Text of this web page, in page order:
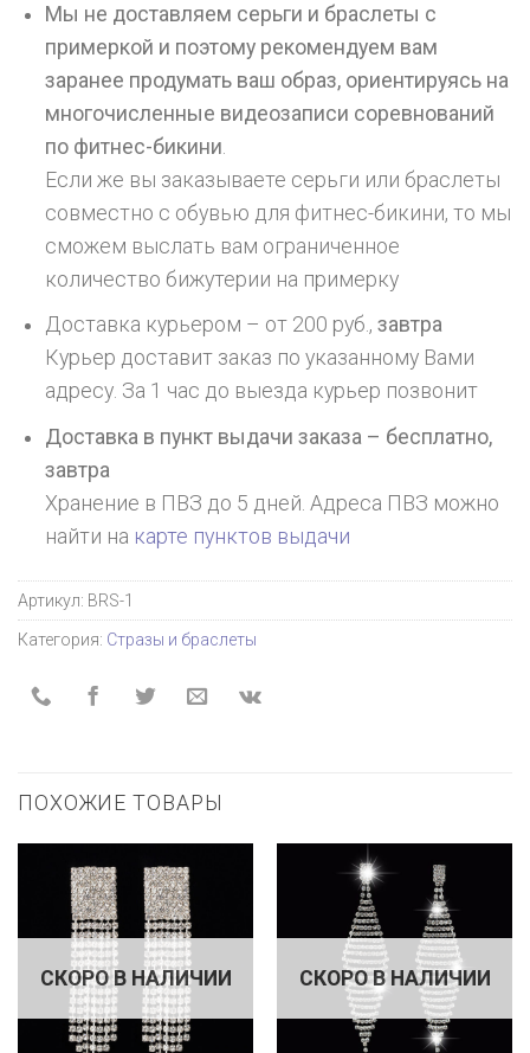
Мы не доставляем серьги и браслеты с
примеркой и поэтому рекомендуем вам
заранее продумать ваш образ, ориентируясь на
многочисленные видеозаписи соревнований
по фитнес-бикини
Если же вы заказываете серьги или браслеты
совместно с обувью для фитнес-бикини, то мы
сможем выслать вам ограниченное
количество бижутерии на примерку
Доставка курьером – от 200 руб.,завтра
Курьер доставит заказ по указанному Вами
адресу. За 1 час до выезда курьер позвонит
Доставка в пункт выдачи заказа – бесплатно,
завтра
Хранение в ПВЗ до 5 дней. Адреса ПВЗ можно
найти на карте пунктов выдачи
Артикул: BRS-1
Категория: Стразы и браслеты
ПОХОЖИЕ ТОВАРЫ
СКОРО В НАЛИЧИИ СКОРО В НАЛИЧИИ